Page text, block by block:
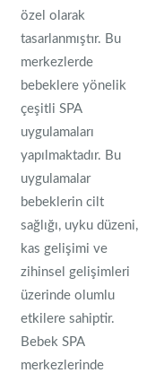
özel olarak
tasarlanmıştır. Bu
merkezlerde
bebeklere yönelik
çeşitli SPA
uygulamaları
yapılmaktadır. Bu
uygulamalar
bebeklerin cilt
sağlığı, uyku düzeni,
kas gelişimi ve
zihinsel gelişimleri
üzerinde olumlu
etkilere sahiptir.
Bebek SPA
merkezlerinde